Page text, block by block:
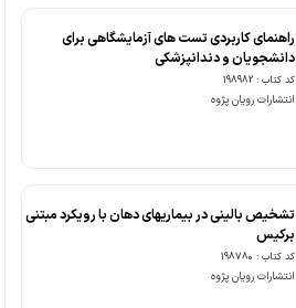
راهنمای کاربردی تست های آزمایشگاهی برای
دانشجویان و دندانپزشکی
کد کتاب : 198982
انتشارات رویان پژوه
تشخیص بالینی در بیماریهای دهان با رویکرد مبتنی
برکیس
کد کتاب : 198780
انتشارات رویان پژوه